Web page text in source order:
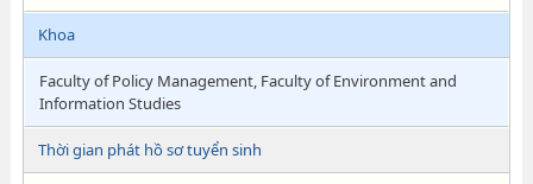
Khoa
Faculty of Policy Management, Faculty of Environment and
Information Studies
Thời gian phát hồ sơ tuyển sinh